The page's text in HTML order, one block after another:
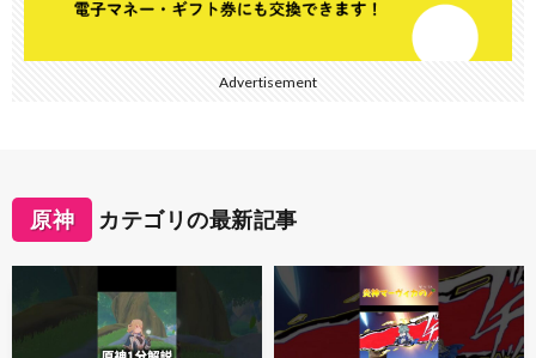
Advertisement
原神 カテゴリの最新記事